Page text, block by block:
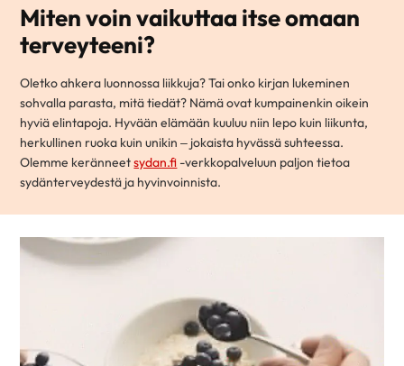
Miten voin vaikuttaa itse omaan
terveyteeni?
Oletko ahkera luonnossa liikkuja? Tai onko kirjan lukeminen
sohvalla parasta, mitä tiedät? Nämä ovat kumpainenkin oikein
hyviä elintapoja. Hyvään elämään kuuluu niin lepo kuin liikunta,
herkullinen ruoka kuin unikin – jokaista hyvässä suhteessa.
Olemme keränneetsydan.fi -verkkopalveluun paljon tietoa
sydänterveydestä ja hyvinvoinnista.